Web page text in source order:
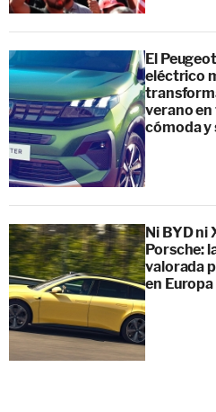
El
eléctrico
verano
cómoda y
Ni BYD ni
Porsche:
valorada
en Europa